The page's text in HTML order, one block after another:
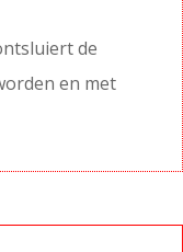
de
en met